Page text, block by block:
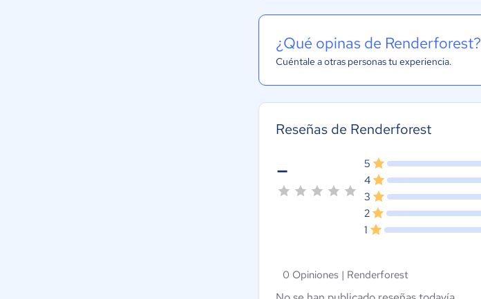
¿Qué opinas de Renderforest?
Cuéntale a otras personas tu experiencia.
Reseñas de Renderforest
- 5
4
3
2
1
0 Opiniones | Renderforest